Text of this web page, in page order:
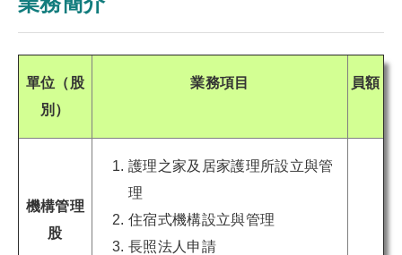
單位（股
別）
業務項目 員額
機構管理
股
護理之家及居家護理所設立與管
理
住宿式機構設立與管理
長照法人申請